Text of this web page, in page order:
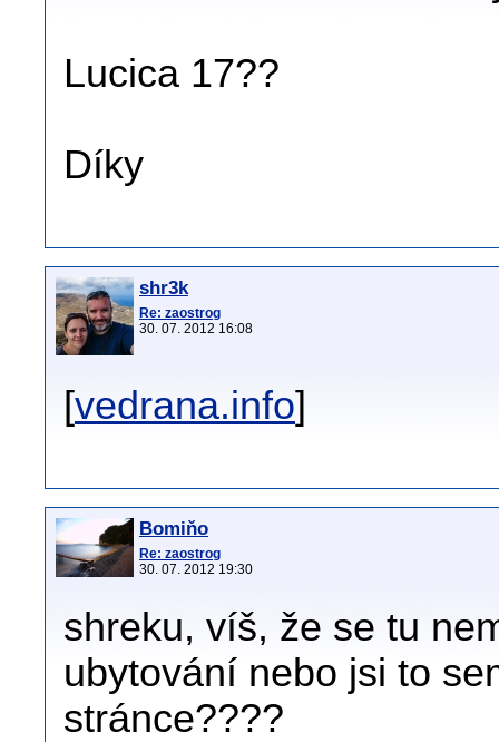
Lucica 17??
Díky
shr3k
Re: zaostrog
30. 07. 2012 16:08
[vedrana.info]
Bomiňo
Re: zaostrog
30. 07. 2012 19:30
shreku, víš, že se tu
ubytování nebo jsi to
stránce????